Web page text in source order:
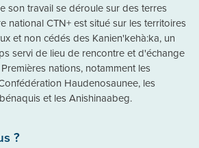
son travail se déroule sur des terres
national CTN+ est situé sur les territoires
et non cédés des Kanien'kehà:ka, un
servi de lieu de rencontre et d'échange
nations, notamment les
Haudenosaunee, les
et les Anishinaabeg.
?